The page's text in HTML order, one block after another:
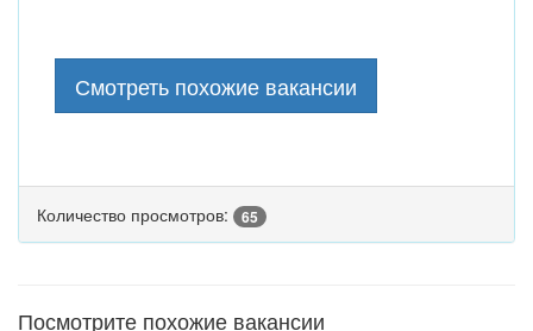
Смотреть похожие вакансии
Количество просмотров: 65
Посмотрите похожие вакансии